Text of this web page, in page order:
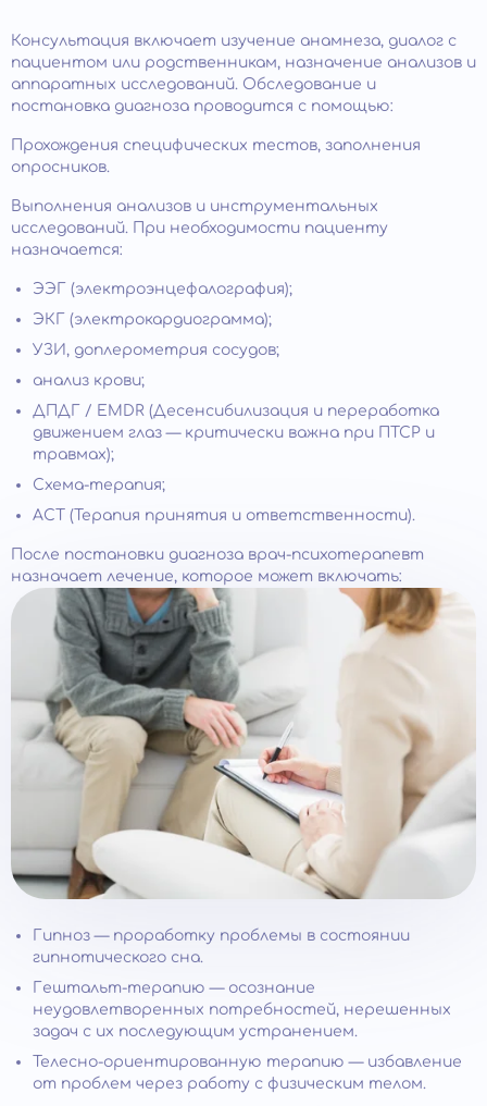
Консультация включает изучение анамнеза, диалог с
пациентом или родственникам, назначение анализов и
аппаратных исследований. Обследование и
постановка диагноза проводится с помощью:
Прохождения специфических тестов, заполнения
опросников.
Выполнения анализов и инструментальных
исследований. При необходимости пациенту
назначается:
ЭЭГ (электроэнцефалография);
ЭКГ (электрокардиограмма);
УЗИ, доплерометрия сосудов;
анализ крови;
ДПДГ / EMDR (Десенсибилизация и переработка
движением глаз — критически важна при ПТСР и
травмах);
Схема-терапия;
ACT (Терапия принятия и ответственности).
После постановки диагноза врач-психотерапевт
назначает лечение, которое может включать:
Гипноз — проработку проблемы в состоянии
гипнотического сна.
Гештальт-терапию — осознание
неудовлетворенных потребностей, нерешенных
задач с их последующим устранением.
Телесно-ориентированную терапию — избавление
от проблем через работу с физическим телом.